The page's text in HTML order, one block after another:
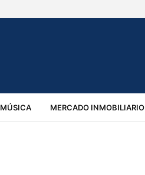
MÚSICA MERCADO INMOBILIARIO